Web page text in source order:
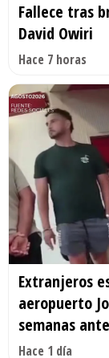
Fallece tras
David Owiri
Hace 7 horas
Extranjeros
aeropuerto
semanas
Hace 1 día